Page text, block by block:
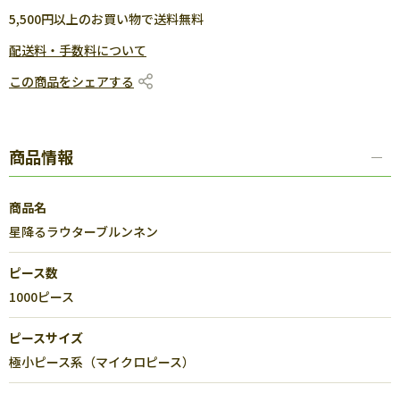
5,500円以上のお買い物で送料無料
配送料・手数料について
この商品をシェアする
商品情報
商品名
星降るラウターブルンネン
ピース数
1000ピース
ピースサイズ
極小ピース系（マイクロピース）